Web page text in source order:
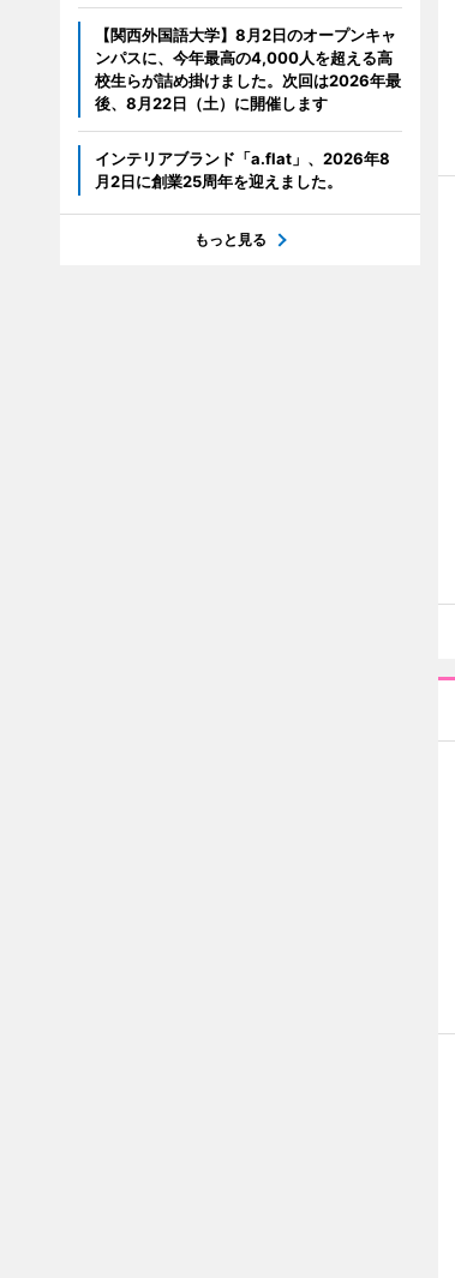
【関西外国語大学】8月2日のオープンキャ
ンパスに、今年最高の4,000人を超える高
校生らが詰め掛けました。次回は2026年最
後、8月22日（土）に開催します
インテリアブランド「a.flat」、2026年8
月2日に創業25周年を迎えました。
もっと見る